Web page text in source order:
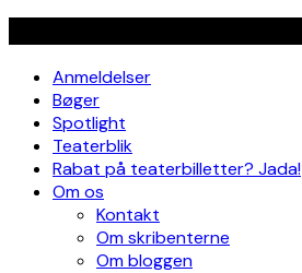
Anmeldelser
Bøger
Spotlight
Teaterblik
Rabat på teaterbilletter? Jada!
Om os
Kontakt
Om skribenterne
Om bloggen